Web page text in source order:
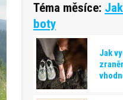
Téma měsíce:
boty
Jak